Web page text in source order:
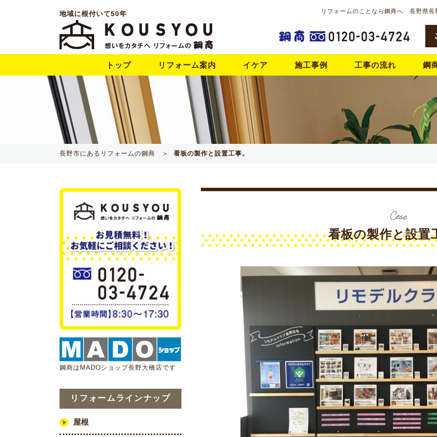
地域に根付いて50年 リフォームのことなら鋼商へ 長野県長
トップ リフォーム案内 イケア 施工事例 工事の流れ 鋼
長野市にあるリフォームの鋼商 ＞ 看板の製作と設置工事。
看板の製作と設置
鋼商はMADOショップ長野大橋店です
リフォームラインナップ
屋根